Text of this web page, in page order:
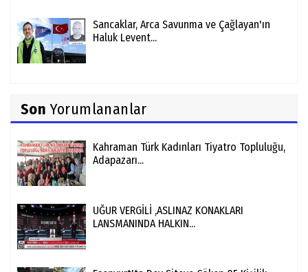
Sancaklar, Arca Savunma ve Çağlayan'ın
Haluk Levent...
Son Yorumlananlar
Kahraman Türk Kadınları Tiyatro Topluluğu,
Adapazarı...
UĞUR VERGİLİ ,ASLINAZ KONAKLARI
LANSMANINDA HALKIN...